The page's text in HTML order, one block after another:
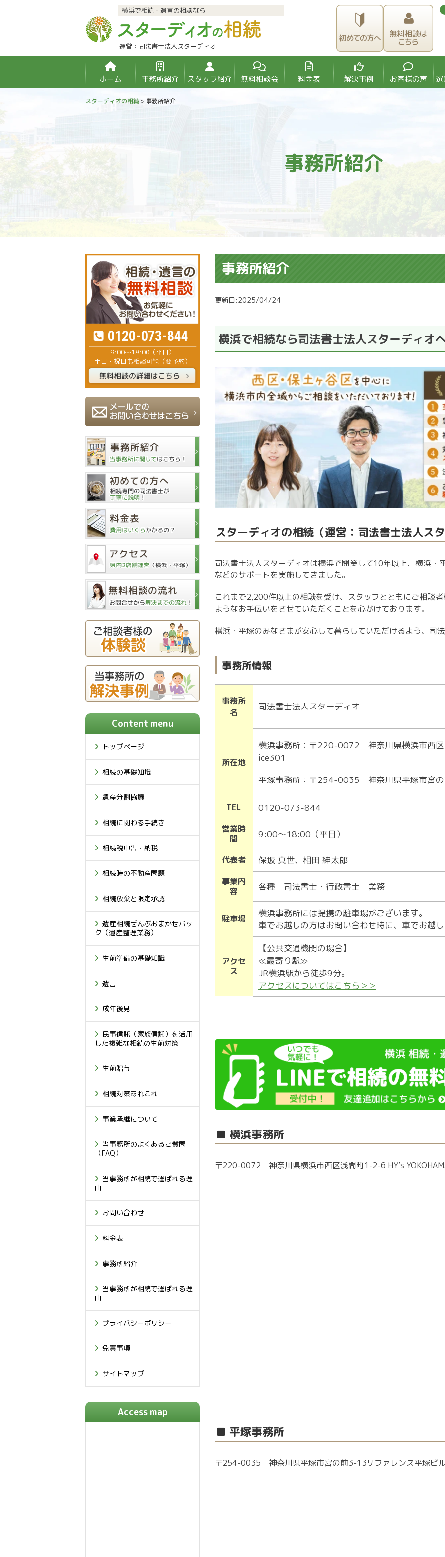
横浜で相続・遺言の相談なら
運営：司法書士法人スターディオ
ホーム 事務所紹介 スタッフ紹介 無料相談会 料金表 解決事例 お客様の声
スターディオの相続> 事務所紹介
事務所紹介
0120-073-844
9:00～18:00（平日）
土日・祝日も相談可能（要予約）
Content menu
トップページ
相続の基礎知識
遺産分割協議
相続に関わる手続き
相続税申告・納税
相続時の不動産問題
相続放棄と限定承認
遺産相続ぜんぶおまかせパッ
ク（遺産整理業務）
生前準備の基礎知識
遺言
成年後見
民事信託（家族信託）を活用
した複雑な相続の生前対策
生前贈与
相続対策あれこれ
事業承継について
当事務所のよくあるご質問
（FAQ）
当事務所が相続で選ばれる理
由
お問い合わせ
料金表
事務所紹介
当事務所が相続で選ばれる理
由
プライバシーポリシー
免責事項
サイトマップ
Access map
事務所紹介
更新日:2025/04/24
横浜で相続なら司法書士法人スターディオ
スターディオの相続（運営：司法書士法人ス
司法書士法人スターディオは横浜で開業して10年以上、横浜・
などのサポートを実施してきました。
これまで2,200件以上の相談を受け、スタッフとともにご相談
ようなお手伝いをさせていただくことを心がけております。
横浜・平塚のみなさまが安心して暮らしていただけるよう、司
事務所情報
事務所
名
司法書士法人スターディオ
所在地
横浜事務所：〒220-0072 神奈川県横浜市西区
ice301
平塚事務所：〒254-0035 神奈川県平塚市宮
TEL 0120-073-844
営業時
間
9:00～18:00（平日）
代表者 保坂 真世、相田 紳太郎
事業内
容
各種 司法書士・行政書士 業務
駐車場
横浜事務所には提携の駐車場がございます。
車でお越しの方はお問い合わせ時に、車でお越
アクセ
ス
【公共交通機関の場合】
≪最寄り駅≫
JR横浜駅から徒歩9分。
アクセスについてはこちら＞＞
■ 横浜事務所
〒220-0072 神奈川県横浜市西区浅間町1-2-6 HY’s
■ 平塚事務所
〒254-0035 神奈川県平塚市宮の前3-13リファレンス平塚ビ